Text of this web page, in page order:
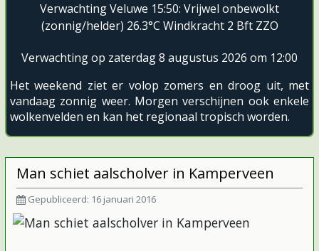
Verwachting Veluwe 15:50: Vrijwel onbewolkt
(zonnig/helder) 26.3°C Windkracht 2 Bft ZZO
Verwachting op zaterdag 8 augustus 2026 om 12:00
Het weekend ziet er volop zomers en droog uit, met
vandaag zonnig weer. Morgen verschijnen ook enkele
wolkenvelden en kan het regionaal tropisch worden.
Man schiet aalscholver in Kamperveen
Gepubliceerd: 16 januari 2016